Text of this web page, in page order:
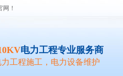
！
电力工程专业服务商
力工程施工，电力设备维护